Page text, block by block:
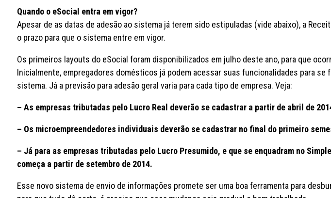
Quando o eSocial entra em vigor?
Apesar de as datas de adesão ao sistema já terem sido estipuladas (vide abaixo), a
o prazo para que o sistema entre em vigor.
Os primeiros layouts do eSocial foram disponibilizados em julho deste ano, para que
Inicialmente, empregadores domésticos já podem acessar suas funcionalidades para se
sistema. Já a previsão para adesão geral varia para cada tipo de empresa. Veja:
– As empresas tributadas pelo Lucro Real deverão se cadastrar a partir de abril de
– Os microempreendedores individuais deverão se cadastrar no final do primeiro
– Já para as empresas tributadas pelo Lucro Presumido, e que se enquadram no
começa a partir de setembro de 2014.
Esse novo sistema de envio de informações promete ser uma boa ferramenta para